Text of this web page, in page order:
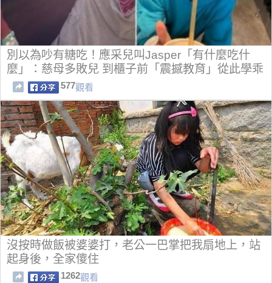
別以為吵有糖吃！應采兒叫Jasper「有什麼吃什
麼」：慈母多敗兒 到櫃子前「震撼教育」從此學乖
了！
577觀看
沒按時做飯被婆婆打，老公一巴掌把我扇地上，站
起身後，全家傻住
1262觀看